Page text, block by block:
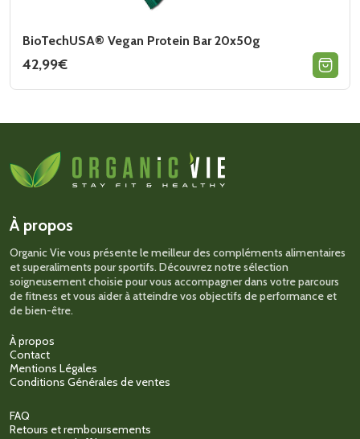
BioTechUSA® Vegan Protein Bar 20x50g
42,99€
produit
options
peuvent
être
la
du
produit
À propos
Organic Vie vous présente le meilleur des compléments alimentaires
et superaliments pour sportifs. Découvrez notre sélection
soigneusement choisie pour vous accompagner dans votre parcours
de fitness et vous aider à atteindre vos objectifs de performance et
de bien-être.
À propos
Contact
Mentions Légales
Conditions Générales de ventes
FAQ
Retours et remboursements